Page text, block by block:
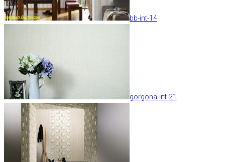
bb-int-14
gorgona-int-21